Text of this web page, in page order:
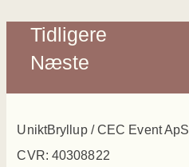
Tidligere
Næste
UniktBryllup / CEC Event ApS
CVR: 40308822